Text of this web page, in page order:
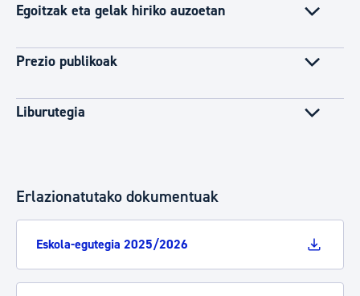
Egoitzak eta gelak hiriko auzoetan
Prezio publikoak
Liburutegia
Erlazionatutako dokumentuak
Eskola-egutegia 2025/2026